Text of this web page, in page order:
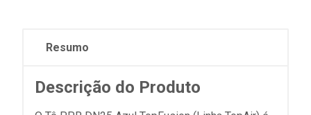
Resumo
Descrição do Produto